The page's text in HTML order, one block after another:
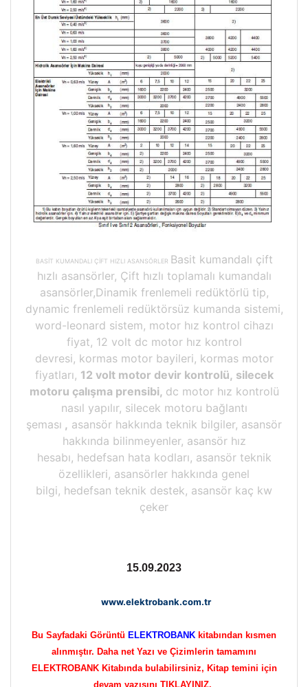
BASİT KUMANDALI ÇİFT HIZLI ASANSÖRLER Basit kumandalı çift
hızlı asansörler, Çift hızlı toplamalı kumandalı
asansörler,Dinamik frenlemeli redüktörlü tip,
dynamic frenlemeli redüktörsüz kumanda sistemi,
word-leonard sistem, motor hız kontrol cihazı
fiyat, 12 volt dc motor hız kontrol
devresi, kormas motor bayileri, kormas motor
fiyatları, 12 volt motor devir kontrolü, silecek
motoru çalışma prensibi, dc motor hız kontrolü
nasıl yapılır, silecek motoru bağlantı
şeması , asansör hakkında teknik bilgiler, asansör
hakkında bilinmeyenler, asansör hız
hesabı, hedefsan hata kodları, asansör teknik
özellikleri, asansörler hakkında genel
bilgi, hedefsan teknik destek, asansör kaç kw
çeker
15.09.2023
www.elektrobank.com.tr
Bu Sayfadaki Görüntü ELEKTROBANK kitabından kısmen
alınmıştır. Daha net Yazı ve Çizimlerin tamamını
ELEKTROBANK Kitabında bulabilirsiniz, Kitap temini için
devam yazısını TIKLAYINIZ.